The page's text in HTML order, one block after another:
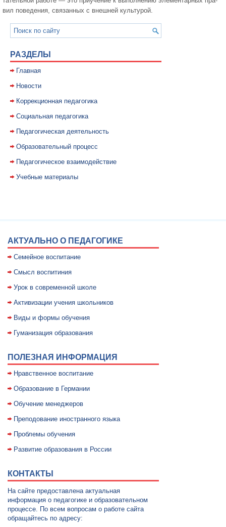
вил поведения, связанных с внешней культурой.
РАЗДЕЛЫ
Главная
Новости
Коррекционная педагогика
Социальная педагогика
Педагогическая деятельность
Образовательный процесс
Педагогическое взаимодействие
Учебные материалы
АКТУАЛЬНО О ПЕДАГОГИКЕ
Семейное воспитание
Смысл воспитиния
Уpок в совpеменной школе
Активизации учения школьников
Виды и формы обучения
Гуманизация образования
ПОЛЕЗНАЯ ИНФОРМАЦИЯ
Нравственное воспитание
Образование в Германии
Обучение менеджеров
Преподование иностранного языка
Проблемы обучения
Развитие образования в России
КОНТАКТЫ
На сайте предоставлена актуальная
информация о педагогике и образовательном
процессе. По всем вопросам о работе сайта
обращайтесь по адресу: